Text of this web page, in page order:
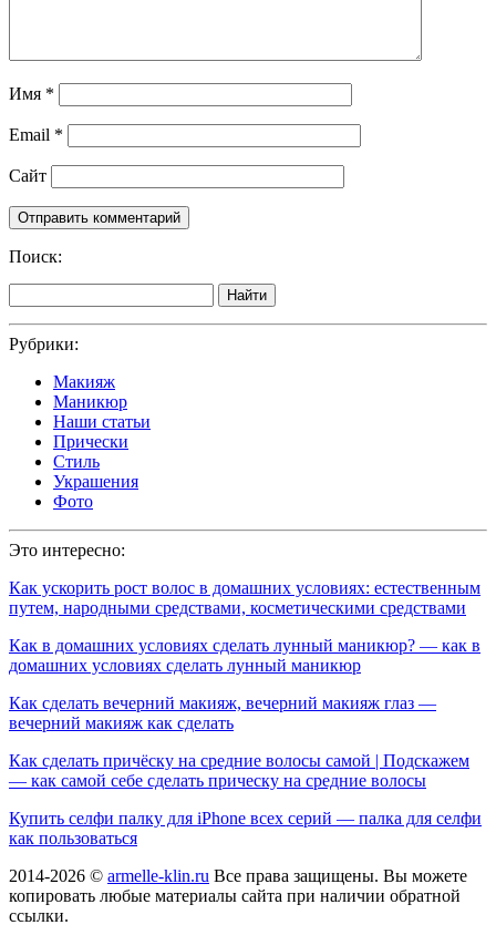
Имя *
Email *
Сайт
Поиск:
Найти
Рубрики:
Макияж
Маникюр
Наши статьи
Прически
Стиль
Украшения
Фото
Это интересно:
Как ускорить рост волос в домашних условиях: естественным
путем, народными средствами, косметическими средствами
Как в домашних условиях сделать лунный маникюр? — как в
домашних условиях сделать лунный маникюр
Как сделать вечерний макияж, вечерний макияж глаз —
вечерний макияж как сделать
Как сделать причёску на средние волосы самой | Подскажем
— как самой себе сделать прическу на средние волосы
Купить селфи палку для iPhone всех серий — палка для селфи
как пользоваться
2014-2026 © armelle-klin.ru Все права защищены. Вы можете
копировать любые материалы сайта при наличии обратной
ссылки.